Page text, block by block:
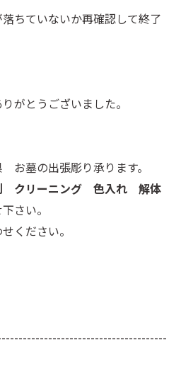
ちていないか再確認して終了
がとうございました。
お墓の出張彫り承ります。
クリーニング 色入れ 解体
さい。
ください。